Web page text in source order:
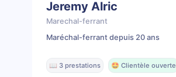
Jeremy Alric
Marechal-ferrant
Maréchal-ferrant depuis 20 ans
📖 3 prestations 🤩 Clientèle ouverte